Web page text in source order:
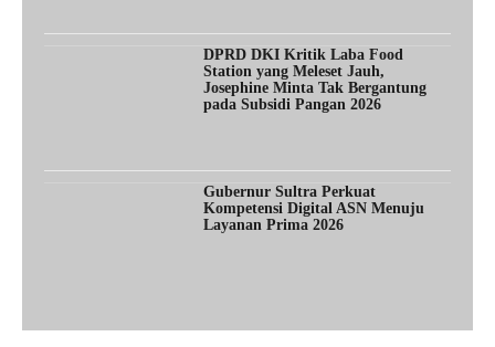
DPRD DKI Kritik Laba Food
Station yang Meleset Jauh,
Josephine Minta Tak Bergantung
pada Subsidi Pangan 2026
Gubernur Sultra Perkuat
Kompetensi Digital ASN Menuju
Layanan Prima 2026